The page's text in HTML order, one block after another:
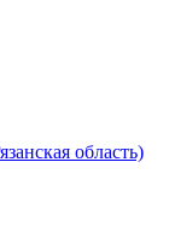
область)